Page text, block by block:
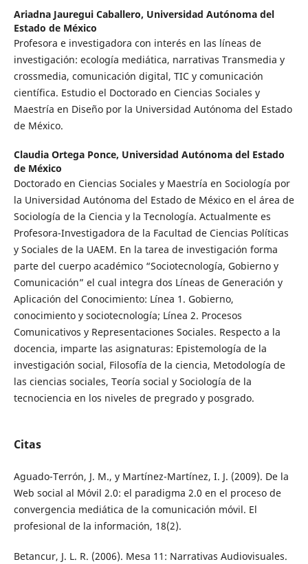
Ariadna Jauregui Caballero, Universidad Autónoma del
Estado de México
Profesora e investigadora con interés en las líneas de
investigación: ecología mediática, narrativas Transmedia y
crossmedia, comunicación digital, TIC y comunicación
científica. Estudio el Doctorado en Ciencias Sociales y
Maestría en Diseño por la Universidad Autónoma del Estado
de México.
Claudia Ortega Ponce, Universidad Autónoma del Estado
de México
Doctorado en Ciencias Sociales y Maestría en Sociología por
la Universidad Autónoma del Estado de México en el área de
Sociología de la Ciencia y la Tecnología. Actualmente es
Profesora-Investigadora de la Facultad de Ciencias Políticas
y Sociales de la UAEM. En la tarea de investigación forma
parte del cuerpo académico “Sociotecnología, Gobierno y
Comunicación” el cual integra dos Líneas de Generación y
Aplicación del Conocimiento: Línea 1. Gobierno,
conocimiento y sociotecnología; Línea 2. Procesos
Comunicativos y Representaciones Sociales. Respecto a la
docencia, imparte las asignaturas: Epistemología de la
investigación social, Filosofía de la ciencia, Metodología de
las ciencias sociales, Teoría social y Sociología de la
tecnociencia en los niveles de pregrado y posgrado.
Citas
Aguado-Terrón, J. M., y Martínez-Martínez, I. J. (2009). De la
Web social al Móvil 2.0: el paradigma 2.0 en el proceso de
convergencia mediática de la comunicación móvil. El
profesional de la información, 18(2).
Betancur, J. L. R. (2006). Mesa 11: Narrativas Audiovisuales.